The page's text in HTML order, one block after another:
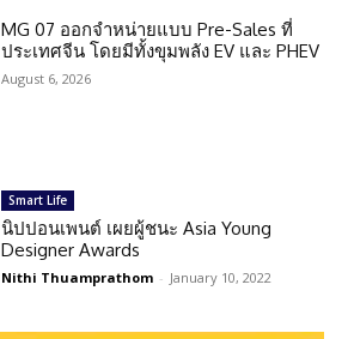
MG 07 ออกจำหน่ายแบบ Pre-Sales ที่
ประเทศจีน โดยมีทั้งขุมพลัง EV และ PHEV
August 6, 2026
Smart Life
นิปปอนเพนต์ เผยผู้ชนะ Asia Young
Designer Awards
Nithi Thuamprathom - January 10, 2022